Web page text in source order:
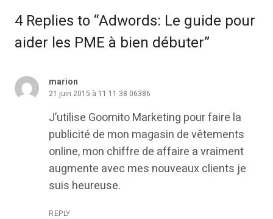
4 Replies to “Adwords: Le guide pour
aider les PME à bien débuter”
marion
21 juin 2015 à 11 11 38 06386
J’utilise Goomito Marketing pour faire la
publicité de mon magasin de vêtements
online, mon chiffre de affaire a vraiment
augmente avec mes nouveaux clients je
suis heureuse.
REPLY